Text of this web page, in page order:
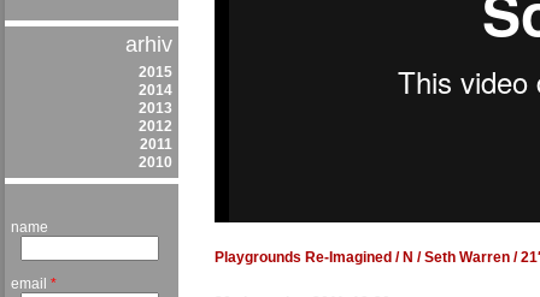
arhiv
2015
2014
2013
2012
2011
2010
name
email *
Playgrounds Re-Imagined / N / Seth Warren /